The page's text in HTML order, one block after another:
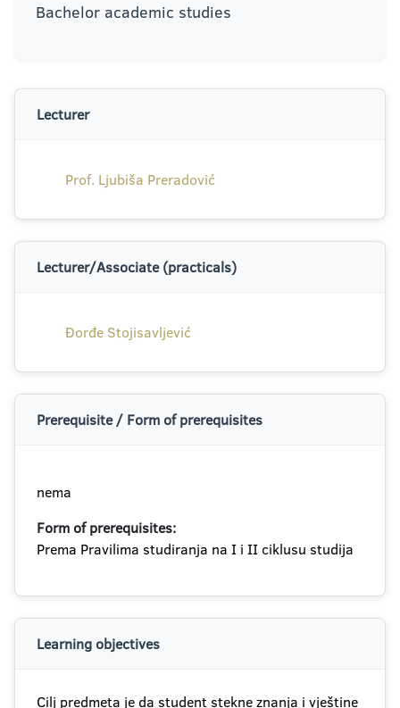
Bachelor academic studies
Lecturer
Prof. Ljubiša Preradović
Lecturer/Associate (practicals)
Đorđe Stojisavljević
Prerequisite / Form of prerequisites
nema
Form of prerequisites:
Prema Pravilima studiranja na I i II ciklusu studija
Learning objectives
Cilj predmeta je da student stekne znanja i vještine